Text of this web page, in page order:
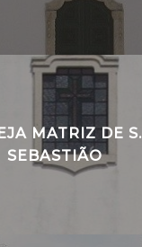
MATRIZ DE S.
SEBASTIÃO